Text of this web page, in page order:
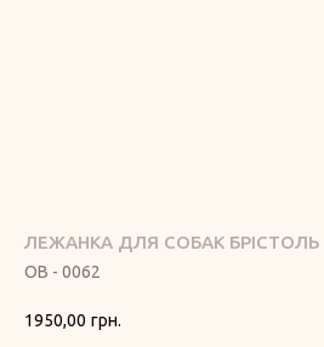
ЛЕЖАНКА ДЛЯ СОБАК БРІСТОЛЬ
OB - 0062
1950,00 грн.